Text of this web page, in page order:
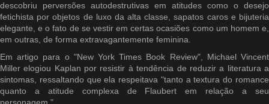
descobriu perversões autodestrutivas em atitudes como o desejo
fetichista por objetos de luxo da alta classe, sapatos caros e bijuteria
elegante, e o fato de se vestir em certas ocasiões como um homem e,
em outras, de forma extravagantemente feminina.
Em artigo para o "New York Times Book Review", Michael Vincent
Miller elogiou Kaplan por resistir à tendência de reduzir a literatura a
sintomas, ressaltando que ela respeitava "tanto a textura do romance
quanto a atitude complexa de Flaubert em relação a seu